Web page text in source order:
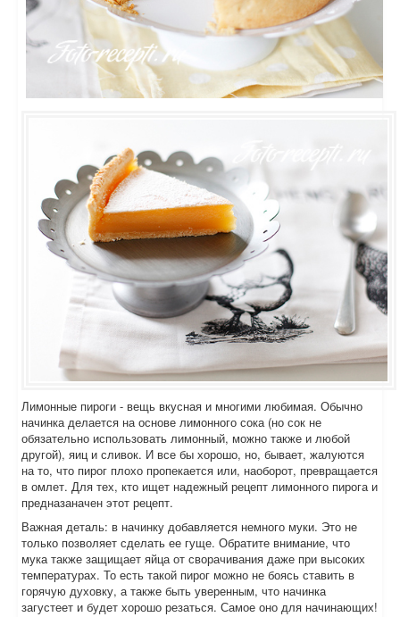
Лимонные пироги - вещь вкусная и многими любимая. Обычно
начинка делается на основе лимонного сока (но сок не
обязательно использовать лимонный, можно также и любой
другой), яиц и сливок. И все бы хорошо, но, бывает, жалуются
на то, что пирог плохо пропекается или, наоборот, превращается
в омлет. Для тех, кто ищет надежный рецепт лимонного пирога и
предназаначен этот рецепт.
Важная деталь: в начинку добавляется немного муки. Это не
только позволяет сделать ее гуще. Обратите внимание, что
мука также защищает яйца от сворачивания даже при высоких
температурах. То есть такой пирог можно не боясь ставить в
горячую духовку, а также быть уверенным, что начинка
загустеет и будет хорошо резаться. Самое оно для начинающих!